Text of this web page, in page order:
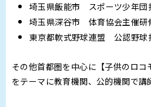
埼玉県飯能市 スポーツ少年団
埼玉県深谷市 体育協会主催研
東京都軟式野球連盟 公認野球
その他首都圏を中心に【子供のロコ
をテーマに教育機関、公的機関で講